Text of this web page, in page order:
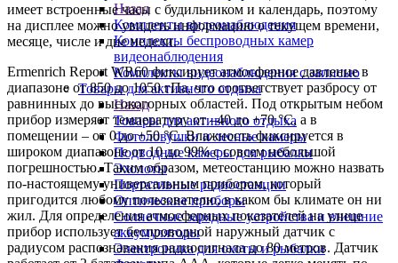
Назад
Комплекты видеонаблюдения
Комплекты беспроводных камер
видеонаблюдения
Комплекты видеонаблюдения с записью
Товары для активного отдыха
Назад
Товары для активного отдыха
Фотоловушки и лесные камеры
Подводные камеры для рыбалки
Эхолоты
Портативные радиостанции
Оптические приборы
Солнечные зарядные устройства и внешние
аккумуляторы
Электроника для охоты и рыбалки
имеет встроенные часы с будильником и календарь, поэтому
на дисплее можно увидеть информацию о текущем времени,
месяце, числе и дне недели.
Ermenrich Report WR60 фиксирует атмосферное давление в
диапазоне от 850 до 1050 гПа, что соответствует разбросу от
равнинных до высокогорных областей. Под открытым небом
прибор измеряет температуру от –40 до +70 °C, а в
помещении – от 0 до +50 °C. Влажность фиксируется в
широком диапазоне от 10 до 99% с совсем небольшой
погрешностью. Таким образом, метеостанцию можно назвать
по-настоящему универсальным прибором, который
пригодится любому пользователю, в каком бы климате он ни
жил. Для определения атмосферных показателей на улице
прибор использует беспроводной наружный датчик с
радиусом распознавания радиосигнала до 80 метров. Датчик